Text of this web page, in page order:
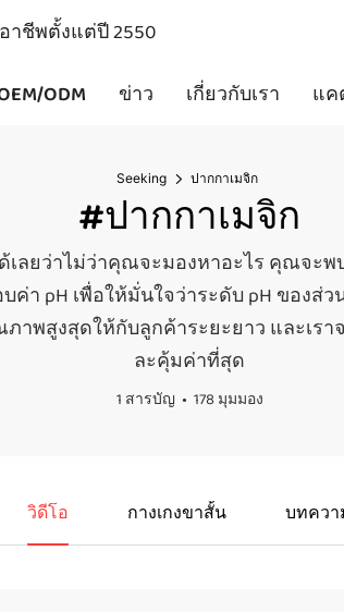
ชีพตั้งแต่ปี 2550
ODM ข่าว เกี่ยวกับเรา แค
Seeking ปากกาเมจิก
#ปากกาเมจิก
ยว่าไม่ว่าคุณจะมองหาอะไร คุณจะพ
pH เพื่อให้มั่นใจว่าระดับ pH ของส่
าพสูงสุดให้กับลูกค้าระยะยาว และเ
ละคุ้มค่าที่สุด
1 สารบัญ 178 มุมมอง
วิดีโอ กางเกงขาสั้น บทควา